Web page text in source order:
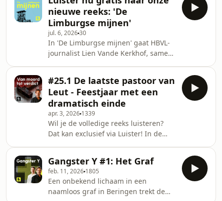
nieuwe reeks: 'De
Limburgse mijnen'
jul. 6, 202630
In 'De Limburgse mijnen' gaat HBVL-
journalist Lien Vande Kerkhof, samen
ziel van het Limburgse mijnverleden.
Ze spreekt met oud-mijnwerkers en
hun families, bezoekt iconische
mijnsites en duikt diep in een
geschiedenis die letterlijk onder onze
voeten verborgen ligt. Een
meeslepende ontdekkingstocht langs
herinneringen, erfgoed
#25.1 De laatste pastoor van
Leut - Feestjaar met een
dramatisch einde
apr. 3, 2026 1339
Wil je de volledige reeks luisteren?
Dat kan exclusief via Luister! In de
gewelddadig om het leven in de
pastorie van Leut. Enkele maanden
eerder werd hij nog warm onthaald in
het Maasmechelse dorp. 1983 moest
Gangster Y #1: Het Graf
feb. 11, 2026 1805
Een onbekend lichaam in een
naamloos graf in Beringen trekt de